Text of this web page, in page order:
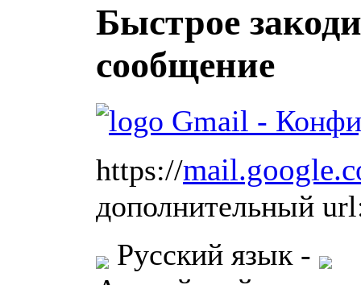
Быстрое
сообщение
https://
дополнительный
Русский язык -